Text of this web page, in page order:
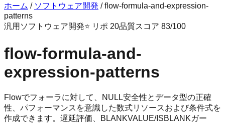
ホーム / ソフトウェア開発 /flow-formula-and-expression-
patterns
汎用 ソフトウェア開発⭐ リポ 20品質スコア 83/100
flow-formula-and-
expression-patterns
Flowでフォーラに対して、NULL安全性とデータ型の正確
性、パフォーマンスを意識した数式リソースおよび条件式を
作成できます。遅延評価、BLANKVALUE/ISBLANKガー